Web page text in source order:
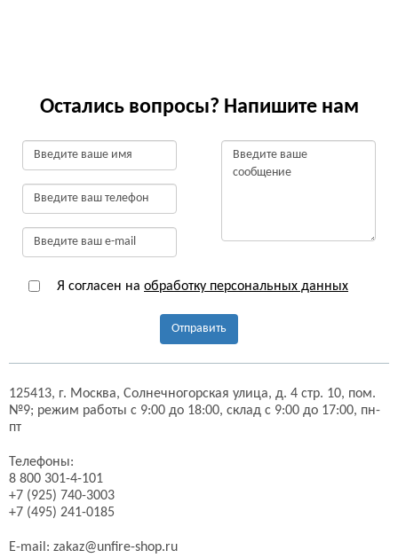
Остались вопросы? Напишите нам
Я согласен на обработку персональных данных
Отправить
125413, г. Москва, Солнечногорская улица, д. 4 стр. 10, пом.
№9; режим работы с 9:00 до 18:00, склад с 9:00 до 17:00, пн-
пт
Телефоны:
8 800 301-4-101
+7 (925) 740-3003
+7 (495) 241-0185
E-mail: zakaz@unfire-shop.ru